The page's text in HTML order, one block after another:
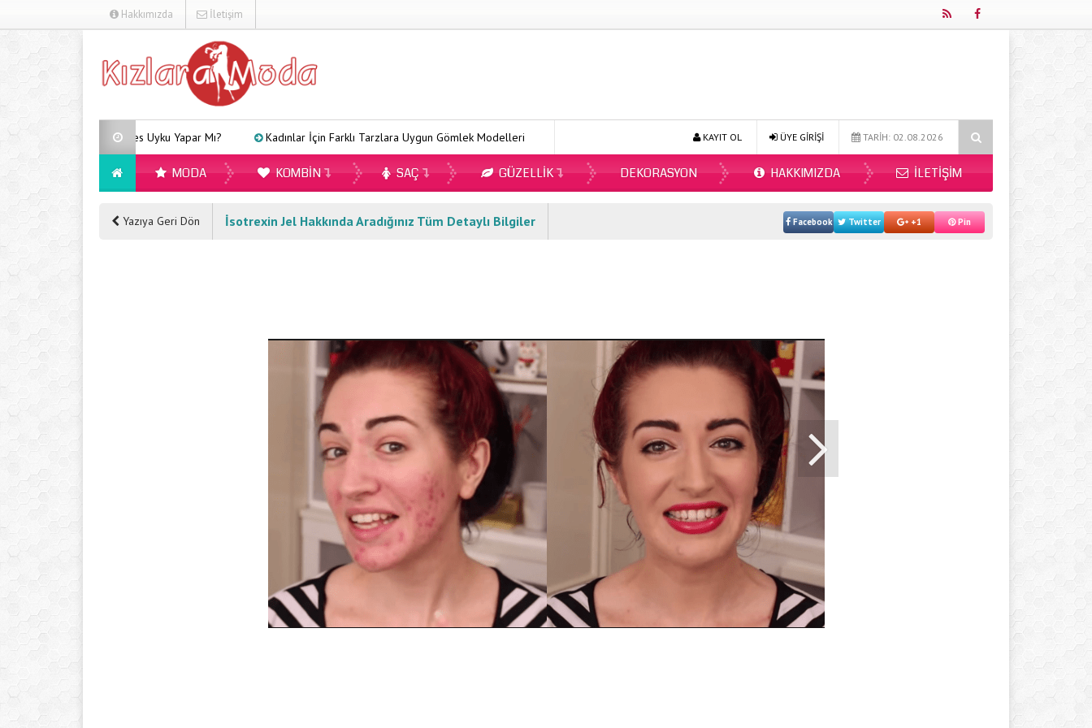
Hakkımızda İletişim
Arveles Uyku Yapar Mı? Kadınlar İçin Farklı Tarzlara Uygun Gömlek Modelleri Ecopirin Reçetesiz Alınır Mı 2026? Online Diyetisyen ile Sağlıklı Beslenmenin Yeni Adresi: Fitdiyet.net
TARİH: 02.08.2026
ÜYE GİRİŞİ
KAYIT OL
MODA KOMBIN SAÇ GÜZELLIK DEKORASYON HAKKIMIZDA İLETIŞIM
Yazıya Geri Dön İsotrexin Jel Hakkında Aradığınız Tüm Detaylı Bilgiler Facebook Twitter +1 Pin